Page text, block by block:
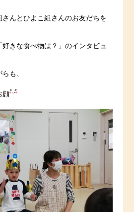
さんとひよこ組さんのお友だちを
好きな食べ物は？」のインタビュ
も、
顔